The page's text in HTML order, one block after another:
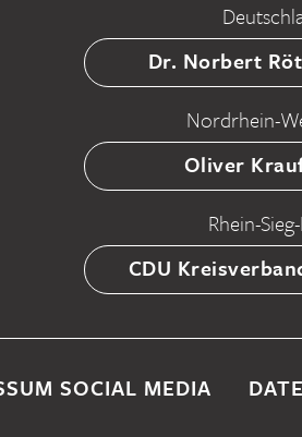
Dr. Norbert
Nordrhein-
Oliver
Rhein-
CDU
SOCIAL MEDIA